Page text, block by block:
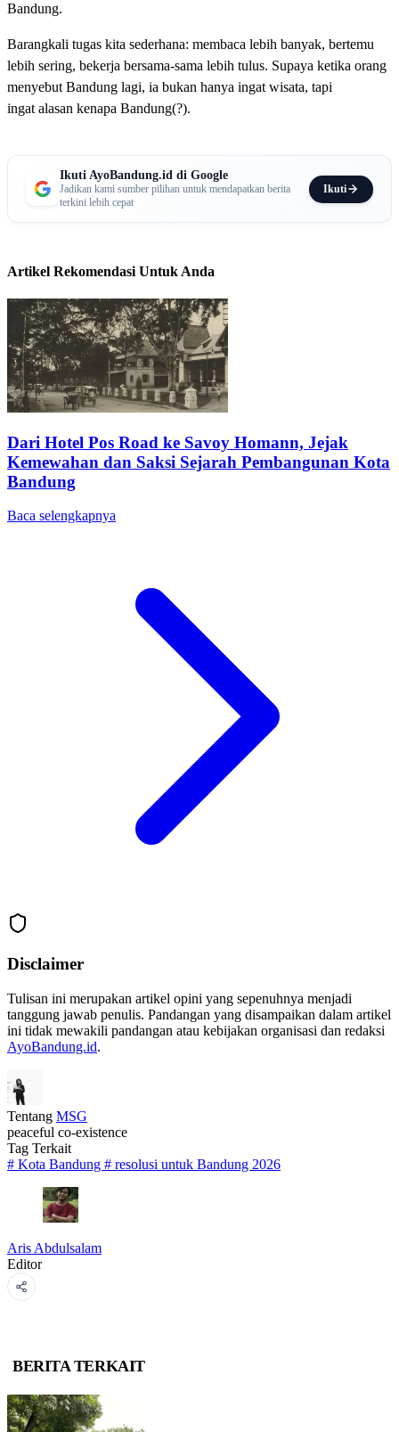
Bandung.
Barangkali tugas kita sederhana: membaca lebih banyak, bertemu
lebih sering, bekerja bersama-sama lebih tulus. Supaya ketika orang
menyebut Bandung lagi, ia bukan hanya ingat wisata, tapi
ingat alasan kenapa Bandung(?).
Ikuti AyoBandung.id di Google
Jadikan kami sumber pilihan untuk mendapatkan berita
terkini lebih cepat
Ikuti
Artikel Rekomendasi Untuk Anda
Dari Hotel Pos Road ke Savoy Homann, Jejak
Kemewahan dan Saksi Sejarah Pembangunan Kota
Bandung
Baca selengkapnya
Disclaimer
Tulisan ini merupakan artikel opini yang sepenuhnya menjadi
tanggung jawab penulis. Pandangan yang disampaikan dalam artikel
ini tidak mewakili pandangan atau kebijakan organisasi dan redaksi
AyoBandung.id.
Tentang MSG
peaceful co-existence
Tag Terkait
# Kota Bandung # resolusi untuk Bandung 2026
Aris Abdulsalam
Editor
BERITA TERKAIT